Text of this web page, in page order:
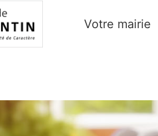
Votre mairie